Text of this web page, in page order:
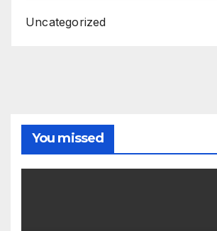
Uncategorized
You missed